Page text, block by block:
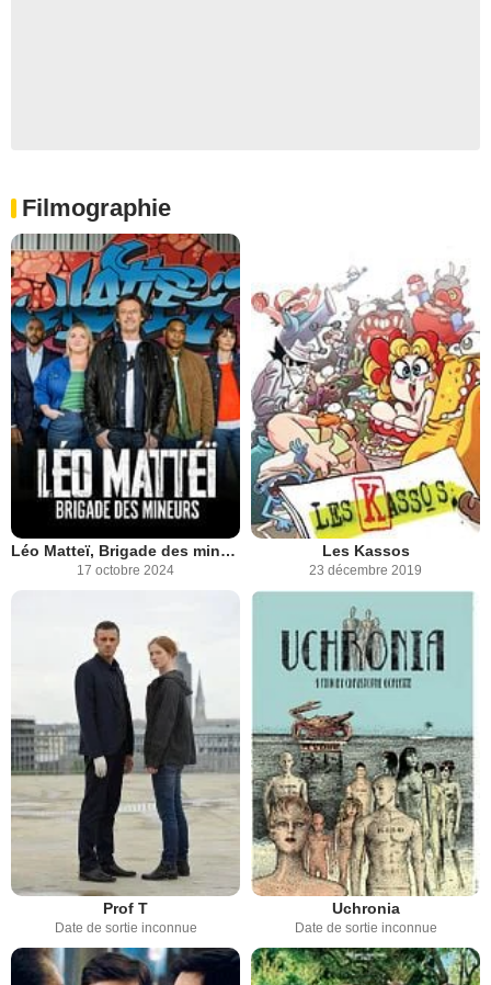
Filmographie
Léo Matteï, Brigade des mineurs
17 octobre 2024
Les Kassos
23 décembre 2019
Prof T
Date de sortie inconnue
Uchronia
Date de sortie inconnue